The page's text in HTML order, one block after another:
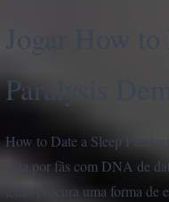
Jogar How
Paralysis
How to Date a Sleep
feita por fãs com DNA de
tedio procura uma forma de